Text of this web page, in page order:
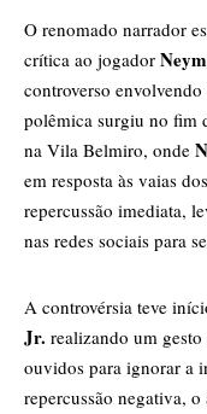
O renomado narrador
crítica ao jogador
controverso
polêmica surgiu no fim
na Vila Belmiro, onde
em resposta às vaias
repercussão imediata,
nas redes sociais para
A controvérsia teve
Jr. realizando um
ouvidos para ignorar a
repercussão negativa,